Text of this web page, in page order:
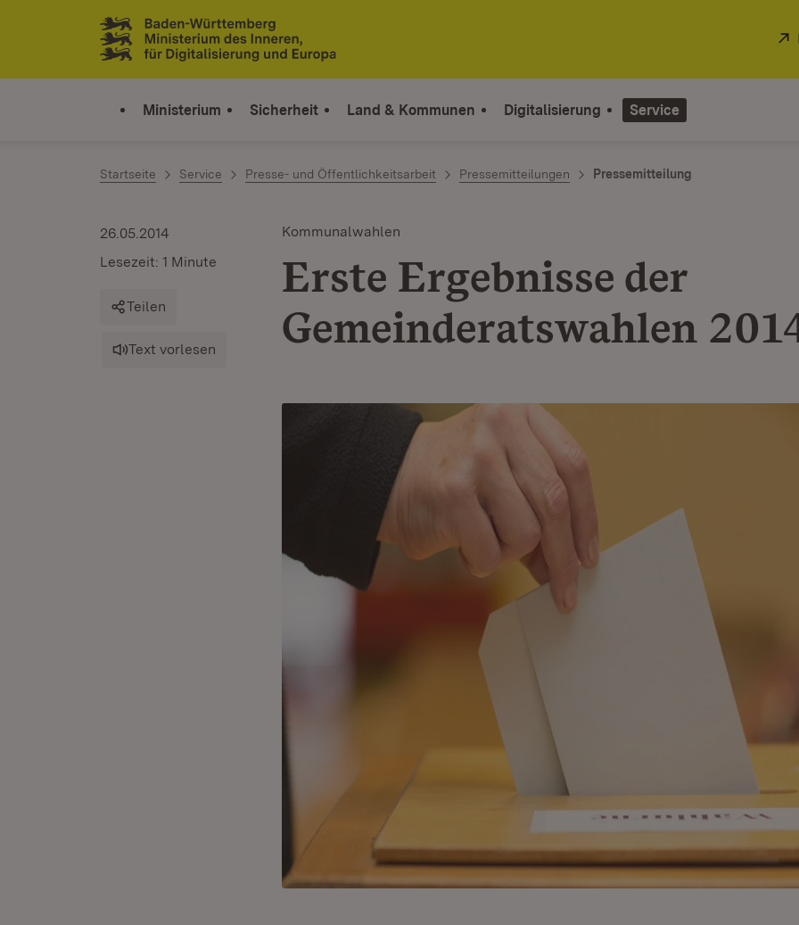
Zum Inhalt springen
Link zur Startseite
Ministerium Sicherheit Land & Kommunen Digitalisierung Service
Startseite Service Presse- und Öffentlichkeitsarbeit Pressemitteilungen Pressemitteilung
Kommunalwahlen
Erste Ergebnisse der
Gemeinderatswahlen
26.05.2014
Lesezeit: 1 Minute
Teilen
Text vorlesen